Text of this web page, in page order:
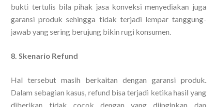
bukti tertulis bila pihak jasa konveksi menyediakan juga
garansi produk sehingga tidak terjadi lempar tanggung-
jawab yang sering berujung bikin rugi konsumen.
8. Skenario Refund
Hal tersebut masih berkaitan dengan garansi produk.
Dalam sebagian kasus, refund bisa terjadi ketika hasil yang
diberikan tidak cocok dengan yang diinginkan dan